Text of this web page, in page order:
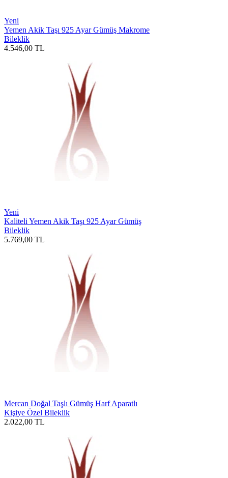
Yeni
Yemen Akik Taşı 925 Ayar Gümüş Makrome
Bileklik
4.546,00 TL
Yeni
Kaliteli Yemen Akik Taşı 925 Ayar Gümüş
Bileklik
5.769,00 TL
Mercan Doğal Taşlı Gümüş Harf Aparatlı
Kişiye Özel Bileklik
2.022,00 TL